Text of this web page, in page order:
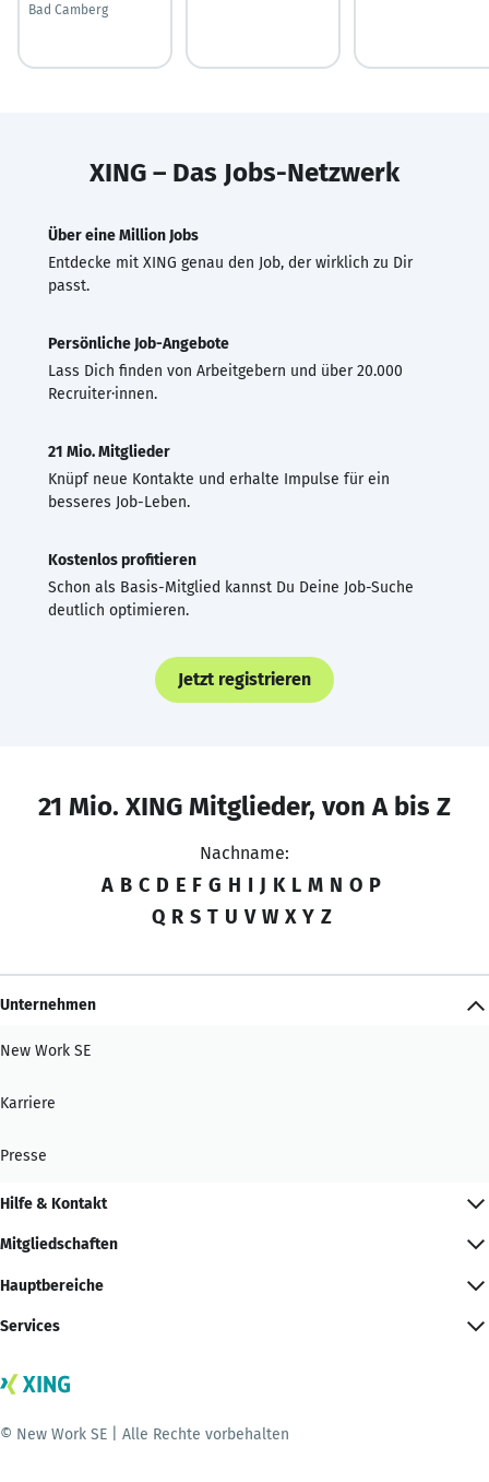
Bad Camberg
XING – Das Jobs-Netzwerk
Über eine Million Jobs
Entdecke mit XING genau den Job, der wirklich zu Dir
passt.
Persönliche Job-Angebote
Lass Dich finden von Arbeitgebern und über 20.000
Recruiter·innen.
21 Mio. Mitglieder
Knüpf neue Kontakte und erhalte Impulse für ein
besseres Job-Leben.
Kostenlos profitieren
Schon als Basis-Mitglied kannst Du Deine Job-Suche
deutlich optimieren.
Jetzt registrieren
21 Mio. XING Mitglieder, von A bis Z
Nachname:
A B C D E F G H I J K L M N O P
Q R S T U V W X Y Z
Unternehmen
New Work SE
Karriere
Presse
Hilfe & Kontakt
Mitgliedschaften
Hauptbereiche
Services
© New Work SE | Alle Rechte vorbehalten